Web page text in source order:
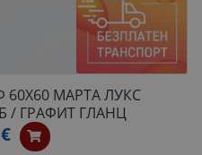
МАРТА ЛУКС
/ ГРАФИТ ГЛАНЦ